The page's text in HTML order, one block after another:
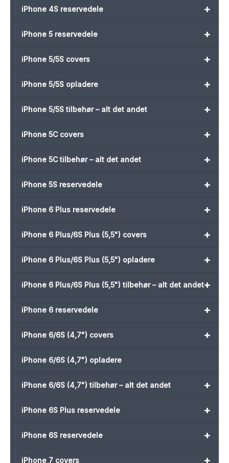
+
iPhone 4S reservedele
+
iPhone 5 reservedele
+
iPhone 5/5S covers
+
iPhone 5/5S opladere
+
iPhone 5/5S tilbehør – alt det andet
+
iPhone 5C covers
+
iPhone 5C tilbehør – alt det andet
+
iPhone 5S reservedele
+
iPhone 6 Plus reservedele
+
iPhone 6 Plus/6S Plus (5,5") covers
+
iPhone 6 Plus/6S Plus (5,5") opladere
+
iPhone 6 Plus/6S Plus (5,5") tilbehør – alt det andet
+
iPhone 6 reservedele
+
iPhone 6/6S (4,7") covers
iPhone 6/6S (4,7") opladere
+
iPhone 6/6S (4,7") tilbehør – alt det andet
+
iPhone 6S Plus reservedele
+
iPhone 6S reservedele
+
iPhone 7 covers